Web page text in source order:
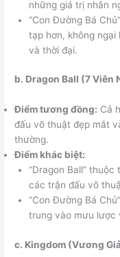
những giá trị nhân
“Con Đường Bá
tạp hơn, không
và thời đại.
b. Dragon Ball (7 Viên
Điểm tương đồng: Cả
đấu võ thuật đẹp mắt
thường.
Điểm khác biệt:
“Dragon Ball”
các trận đấu võ
“Con Đường Bá
trung vào mưu lược
c. Kingdom (Vương